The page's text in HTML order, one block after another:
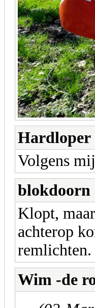
Hardloper
Volgens
blokdoorn
Klopt,
achterop
remlichten.
Wim -de